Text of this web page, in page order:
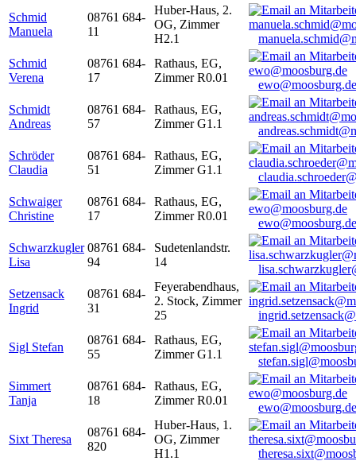
Schmid
Manuela
08761 684-
11
Huber-Haus, 2.
OG, Zimmer
H2.1
Schmid
Verena
08761 684-
17
Rathaus, EG,
Zimmer R0.01
ewo@moosburg.de
Schmidt
Andreas
08761 684-
57
Rathaus, EG,
Zimmer G1.1
Schröder
Claudia
08761 684-
51
Rathaus, EG,
Zimmer G1.1
Schwaiger
Christine
08761 684-
17
Rathaus, EG,
Zimmer R0.01
ewo@moosburg.de
Schwarzkugler
Lisa
08761 684-
94
Sudetenlandstr.
14
Setzensack
Ingrid
08761 684-
31
Feyerabendhaus,
2. Stock, Zimmer
25
Sigl Stefan
08761 684-
55
Rathaus, EG,
Zimmer G1.1
Simmert
Tanja
08761 684-
18
Rathaus, EG,
Zimmer R0.01
ewo@moosburg.de
Sixt Theresa
08761 684-
820
Huber-Haus, 1.
OG, Zimmer
H1.1